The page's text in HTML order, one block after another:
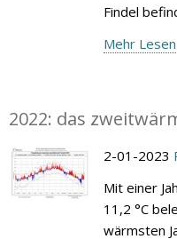
Findel
Mehr Lesen
2022: das
2-01-2023
Mit einer
11,2 °C
wärmsten